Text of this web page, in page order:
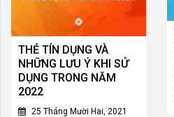
THẺ TÍN DỤNG VÀ
NHỮNG LƯU Ý KHI SỬ
DỤNG TRONG NĂM
2022
25 Tháng Mười Hai, 2021